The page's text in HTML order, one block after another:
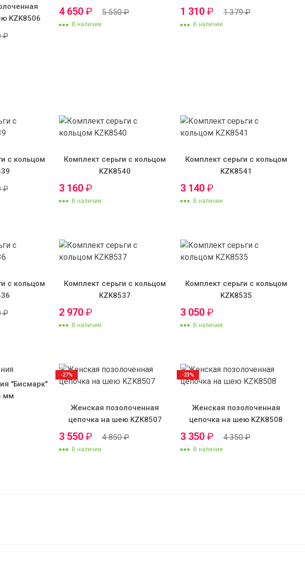
KZK8506
₽
4 650 ₽ 5 550₽
В наличии
1 310 ₽ 1 379₽
В наличии
с кольцом
₽
Комплект серьги с кольцом
KZK8540
3 160 ₽
В наличии
Комплект серьги с кольцом
KZK8541
3 140 ₽
В наличии
с кольцом
₽
Комплект серьги с кольцом
KZK8537
2 970 ₽
В наличии
Комплект серьги с кольцом
KZK8535
3 050 ₽
В наличии
"Бисмарк"
мм
Женская позолоченная
цепочка на шею KZK8507
3 550 ₽ 4 850₽
В наличии
-27%
Женская позолоченная
цепочка на шею KZK8508
3 350 ₽ 4 350₽
В наличии
-23%